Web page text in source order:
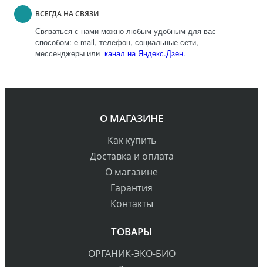
ВСЕГДА НА СВЯЗИ
Связаться с нами можно любым удобным для вас
способом: e-mail, телефон, социальные сети,
мессенджеры или канал на Яндекс.Дзен.
О МАГАЗИНЕ
Как купить
Доставка и оплата
О магазине
Гарантия
Контакты
ТОВАРЫ
ОРГАНИК-ЭКО-БИО